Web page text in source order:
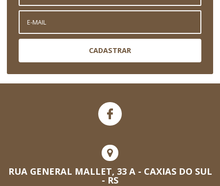
CADASTRAR
RUA GENERAL MALLET, 33 A - CAXIAS DO SUL
- RS